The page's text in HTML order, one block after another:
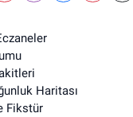
Haritası
Fikstür